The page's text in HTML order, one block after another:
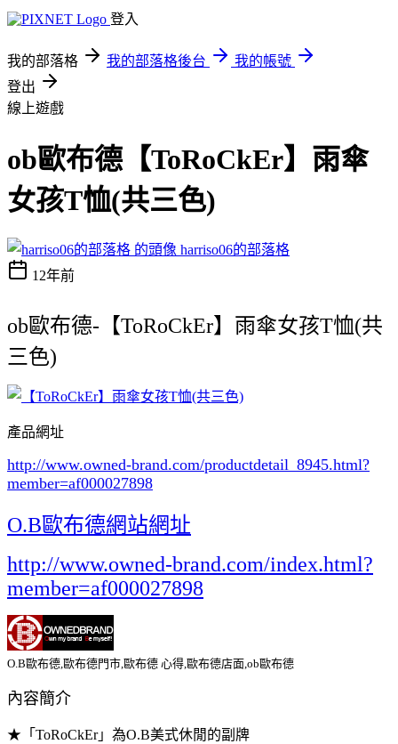
登入
我的部落格 我的部落格後台
我的帳號
登出
線上遊戲
ob歐布德【ToRoCkEr】雨傘
女孩T恤(共三色)
harriso06的部落格
12年前
ob歐布德-【ToRoCkEr】雨傘女孩T恤(共
三色)
產品網址
http://www.owned-brand.com/productdetail_8945.html?
member=af000027898
O.B歐布德網站網址
http://www.owned-brand.com/index.html?
member=af000027898
O.B歐布德,歐布德門市,歐布德 心得,歐布德店面,ob歐布德
內容簡介
★「ToRoCkEr」為O.B美式休閒的副牌